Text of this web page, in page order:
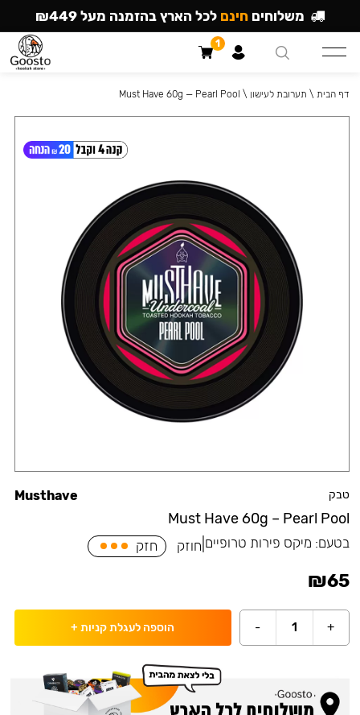
טבק
Must Have 60g – Pearl Pool
Musthave
בטעם: מיקס פירות טרופיים חוזק חזק
₪65
+
1
- הוספה לעגלת קניות +
דף הבית \ תערובת לעישון \
Must Have 60g — Pearl Pool
משלוחים חינם לכל הארץ בהזמנה מעל ₪449
1